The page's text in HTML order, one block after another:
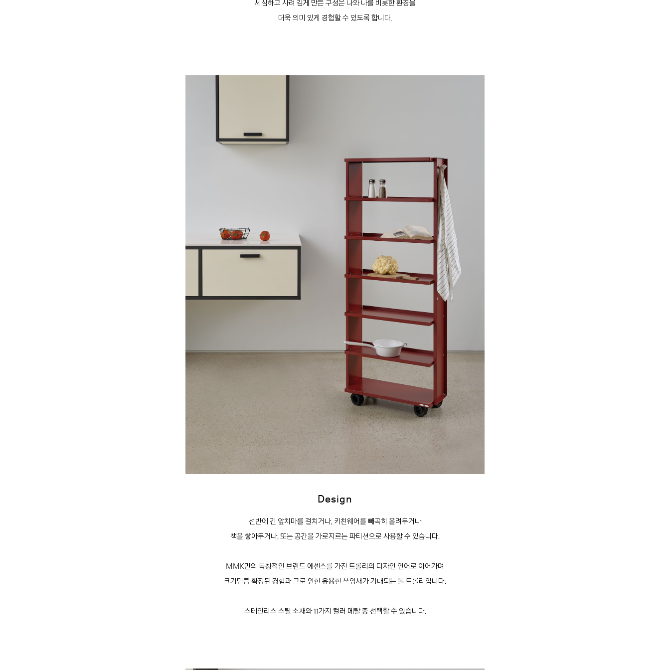
세심하고 사려 깊게 만든 구성은 나와 나를 비롯한 환경을
더욱 의미 있게 경험할 수 있도록 합니다.
Design
선반에 긴 앞치마를 걸치거나, 키친웨어를 빼곡히 올려두거나
책을 쌓아두거나, 또는 공간을 가로지르는 파티션으로 사용할 수 있습니다.
MMK만의 독창적인 브랜드 에센스를 가진 트롤리의 디자인 언어로 이어가며
크기만큼 확장된 경험과 그로 인한 유용한 쓰임새가 기대되는 톨 트롤리입니다.
스테인리스 스틸 소재와 11가지 컬러 메탈 중 선택할 수 있습니다.